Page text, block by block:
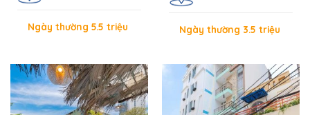
VILLA HỒ BƠI NHÀ PHỐ - HOMESTAY